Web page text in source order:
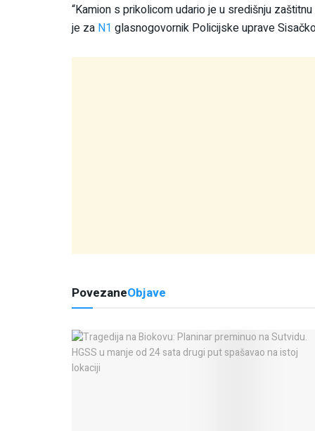
“Kamion s prikolicom udario je u središnju
je za N1 glasnogovornik Policijske uprave
PovezaneObjave